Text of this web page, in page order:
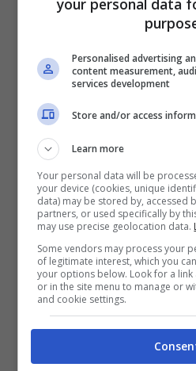
Fino a 2050€
Per i nuovi registrati: 100%
BONUS BENVENUTO
Fino a 2050€ bonus
Per i nuovi utenti della
Bonus Scommesse + 100%
Personalised advertising
content measurement,
services development
Store and/or access
Learn more
Your personal data will be
your device (cookies, unique
data) may be stored by, accessed
partners, or used specifically by
may use precise geolocation data.
Some vendors may process your
of legitimate interest, which you
your options below. Look for a
or in the site menu to manage or
and cookie settings.